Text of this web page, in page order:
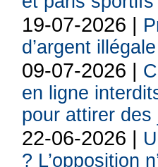
19-07-2026 |
d’argent
09-07-2026 |
en ligne
pour attirer des
22-06-2026 |
? L’opposition